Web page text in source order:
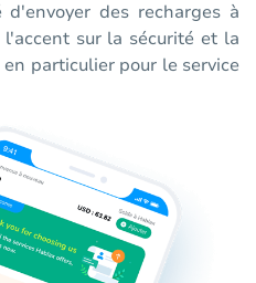
des recharges à
sur la sécurité et la
particulier pour le service